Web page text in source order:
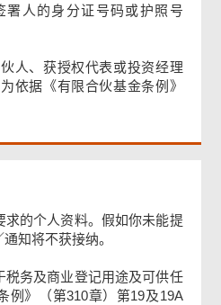
署人的身分证号码或护照号
人、获授权代表或投资经理
依据《有限合伙基金条例》
求的个人资料。假如你未能提
知将不获接纳。
税务及商业登记用途及可供任
例》（第310章）第19及19A